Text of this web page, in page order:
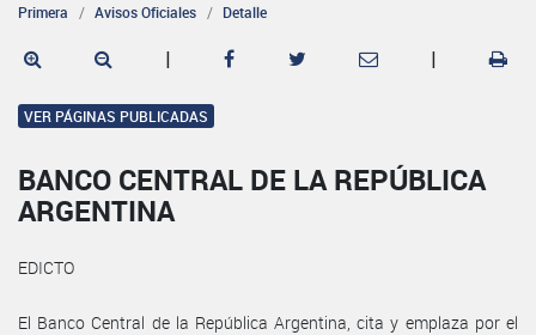
Primera Avisos Oficiales Detalle
| |
VER PÁGINAS PUBLICADAS
BANCO CENTRAL DE LA REPÚBLICA
ARGENTINA
EDICTO
El Banco Central de la República Argentina, cita y emplaza por el